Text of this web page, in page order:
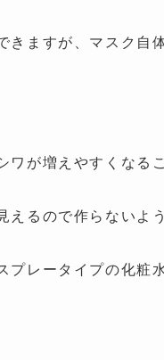
きますが、マスク自
ワが増えやすくなる
えるので作らないよ
プレータイプの化粧